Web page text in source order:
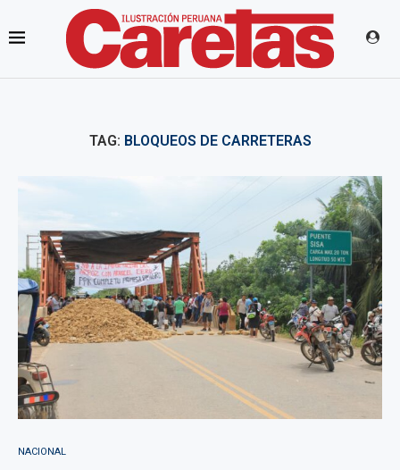
TAG: BLOQUEOS DE CARRETERAS
NACIONAL